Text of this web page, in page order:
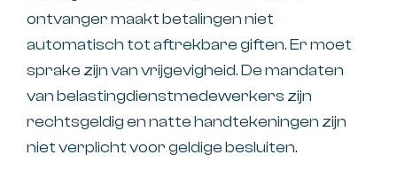
ontvanger maakt betalingen niet
automatisch tot aftrekbare giften. Er moet
sprake zijn van vrijgevigheid. De mandaten
van belastingdienstmedewerkers zijn
rechtsgeldig en natte handtekeningen zijn
niet verplicht voor geldige besluiten.